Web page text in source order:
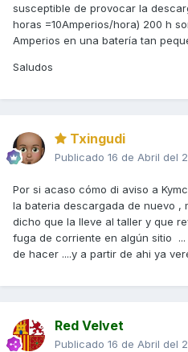
susceptible de provocar la
horas =10Amperios/hora) 200 h
Amperios en una batería tan
Saludos
Txingudi
Publicado 16 de Abril del
Por si acaso cómo di aviso a
la bateria descargada de nuevo ,
dicho que la lleve al taller y que
fuga de corriente en algún sitio
de hacer ....y a partir de ahi ya
Red Velvet
Publicado 16 de Abril del